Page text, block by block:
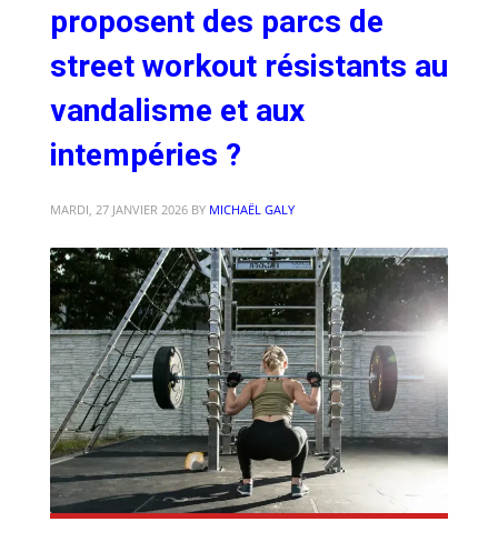
proposent des parcs de
street workout résistants au
vandalisme et aux
intempéries ?
MARDI, 27 JANVIER 2026 BY MICHAËL GALY